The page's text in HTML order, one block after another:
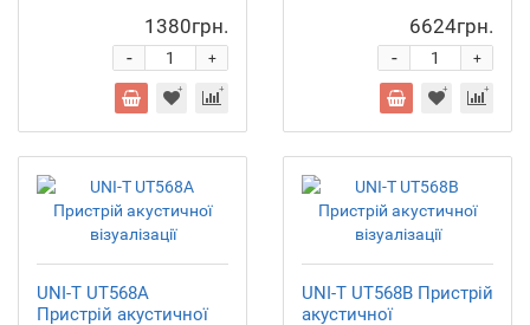
1380грн.
+
-
6624грн.
+
-
UNI-T UT568A
Пристрій акустичної
UNI-T UT568B Пристрій
акустичної